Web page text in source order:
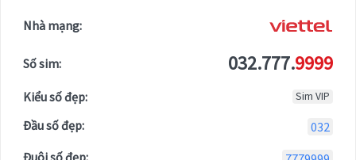
Nhà mạng:
Số sim: 032.777.9999
Kiểu số đẹp: Sim VIP
Đầu số đẹp:
032